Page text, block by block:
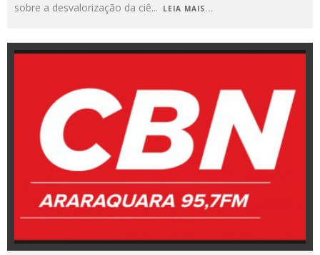
sobre a desvalorização da ciê... LEIA MAIS...